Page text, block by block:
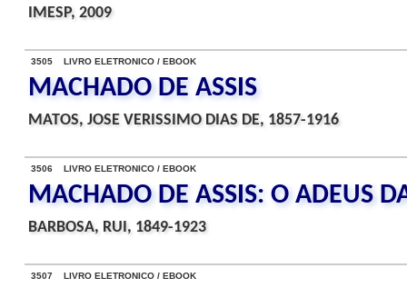
IMESP, 2009
3505 LIVRO ELETRONICO / EBOOK
MACHADO DE ASSIS
MATOS, JOSE VERISSIMO DIAS DE, 1857-1916
3506 LIVRO ELETRONICO / EBOOK
MACHADO DE ASSIS: O ADEUS
BARBOSA, RUI, 1849-1923
3507 LIVRO ELETRONICO / EBOOK